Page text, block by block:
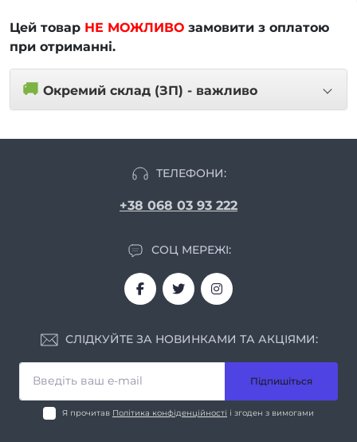
Цей товар НЕ МОЖЛИВО замовити з оплатою
при отриманні.
🚚 Окремий склад (ЗП) - важливо
ТЕЛЕФОНИ:
+38 068 03 93 222
СОЦ МЕРЕЖІ:
СЛІДКУЙТЕ ЗА НОВИНКАМИ ТА АКЦІЯМИ:
Підпишіться
Я прочитав Політика конфіденційності і згоден з вимогами